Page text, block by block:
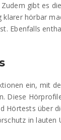
gibt es
hörbar
Ebenfalls
ein, mit
Diese
Hörtests über
in lauten